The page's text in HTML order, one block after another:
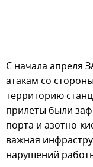
С начала апреля
атакам со
территорию
прилеты были
порта и азотно-
важная
нарушений